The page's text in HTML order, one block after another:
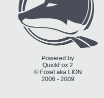
Powered by
QuickFox 2
© Foxel aka LION
2006 - 2009